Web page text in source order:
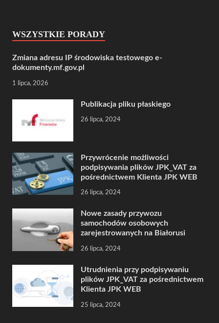
WSZYSTKIE PORADY
Zmiana adresu IP środowiska testowego e-
dokumenty.mf.gov.pl
1 lipca, 2026
Publikacja pliku płaskiego
26 lipca, 2024
Przywrócenie możliwości
podpisywania plików JPK_VAT za
pośrednictwem Klienta JPK WEB
26 lipca, 2024
Nowe zasady przywozu
samochodów osobowych
zarejestrowanych na Białorusi
26 lipca, 2024
Utrudnienia przy podpisywaniu
plików JPK_VAT za pośrednictwem
Klienta JPK WEB
25 lipca, 2024